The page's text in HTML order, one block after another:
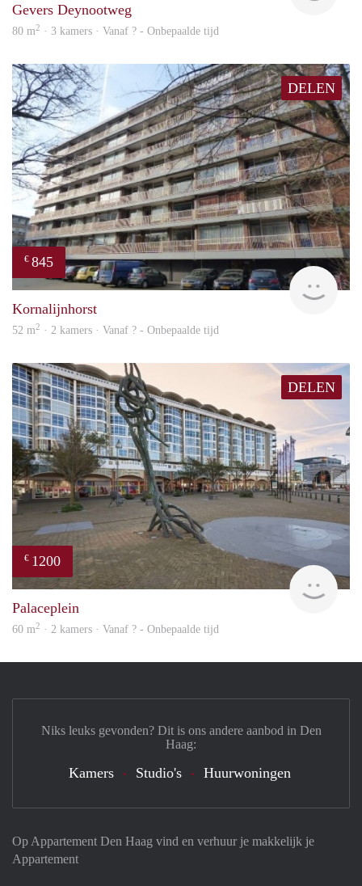
Gevers Deynootweg
80 m2 · 3 kamers · Vanaf ? - Onbepaalde tijd
DELEN
€ 845
Kornalijnhorst
52 m2 · 2 kamers · Vanaf ? - Onbepaalde tijd
DELEN
€ 1200
Palaceplein
60 m2 · 2 kamers · Vanaf ? - Onbepaalde tijd
Op Appartement Den Haag vind en verhuur je makkelijk je
Appartement
Niks leuks gevonden? Dit is ons andere aanbod in Den
Haag:
Kamers Studio's Huurwoningen